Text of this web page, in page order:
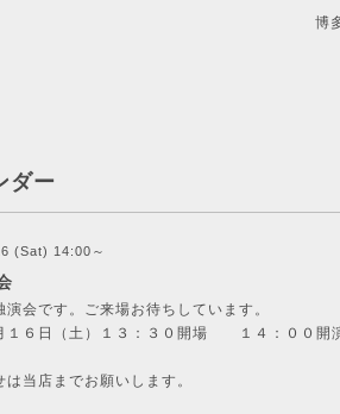
博
ダー
(Sat) 14:00～
会です。ご来場お待ちしています。
１６日（土）１３：３０開場 １４：００開
当店までお願いします。